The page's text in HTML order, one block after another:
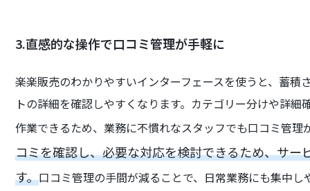
3.直感的な操作で口コミ管理が手軽に
楽楽販売のわかりやすいインターフェースを使うと、蓄
トの詳細を確認しやすくなります。カテゴリー分けや詳
作業できるため、業務に不慣れなスタッフでも口コミ管理
コミを確認し、必要な対応を検討できるため、サ
す。口コミ管理の手間が減ることで、日常業務にも集中